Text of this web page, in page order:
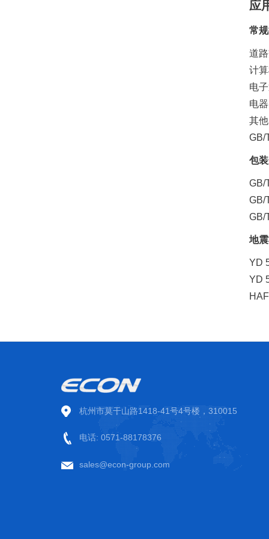
应
常
道
计
电
电
其
GB/
包
GB/
GB/
GB/
地
YD
YD
杭州市莫干山路1418-41号4号楼，310015
电话: 0571-88178376
sales@econ-group.com